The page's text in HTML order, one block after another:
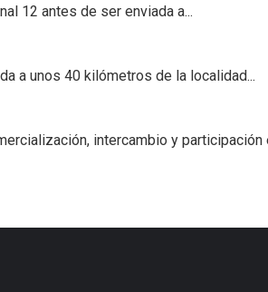
12 antes de ser enviada a...
a unos 40 kilómetros de la localidad...
intercambio y participación